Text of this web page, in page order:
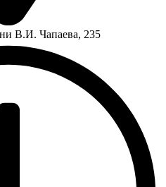
В.И. Чапаева, 235